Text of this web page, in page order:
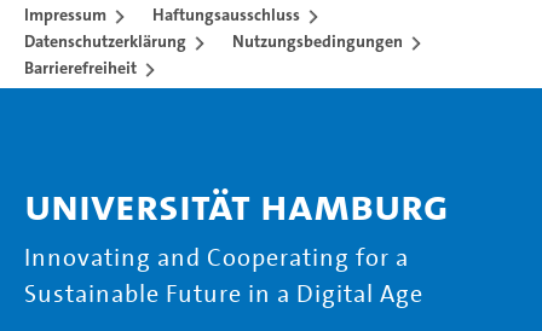
Impressum
Haftungsausschluss
Datenschutzerklärung
Nutzungsbedingungen
Barrierefreiheit
Universität Hamburg
Innovating and Cooperating for a
Sustainable Future in a Digital Age